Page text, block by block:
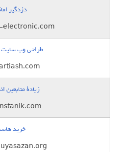
دزدگیر
electronic.com
طراحی وب سایت
زيادة متابعين
خرید